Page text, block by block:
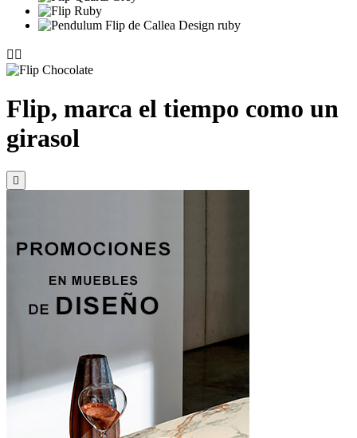
 
Flip, marca el tiempo como un
girasol
